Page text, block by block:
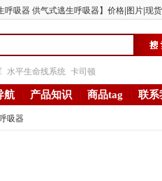
吸器 供气式逃生呼吸器】价格|图片|现
水平生命线系统 卡司顿
航 产品知识 商品tag 联系
吸器